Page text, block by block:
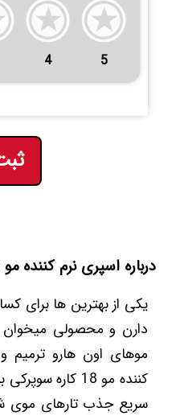
4 5
درباره اسپری نرم کننده مو 18 کاره سوپرکی:
یکی از بهترین ها برای
دارن و محصولی
موهای اون هارو ترمیم
کننده مو 18
سریع جذب تارهای موی